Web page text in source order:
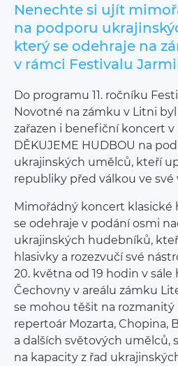
Nenechte si ujít
na podporu
který se odehraje na
v rámci Festivalu
Do programu 11. ročníku
Novotné na zámku v Litni
zařazen i benefiční koncert v
DĚKUJEME HUDBOU na
ukrajinských umělců, kteří
republiky před válkou ve své
Mimořádný koncert klasické
se odehraje v podání osmi
ukrajinských hudebníků,
hlasivky a rozezvučí své
20. května od 19 hodin v sále
Čechovny v areálu zámku
se mohou těšit na
repertoár Mozarta, Chopina,
a dalších světových umělců,
na kapacity z řad